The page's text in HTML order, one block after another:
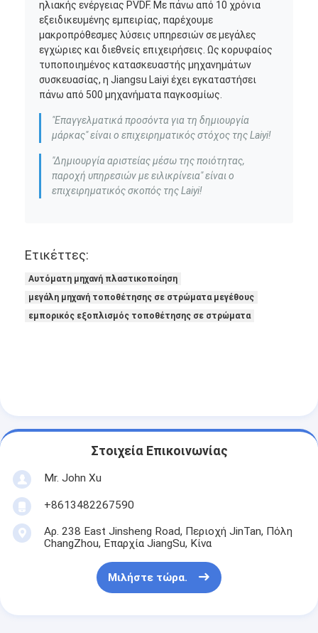
ηλιακής ενέργειας PVDF. Με πάνω από 10 χρόνια
εξειδικευμένης εμπειρίας, παρέχουμε
μακροπρόθεσμες λύσεις υπηρεσιών σε μεγάλες
εγχώριες και διεθνείς επιχειρήσεις. Ως κορυφαίος
τυποποιημένος κατασκευαστής μηχανημάτων
συσκευασίας, η Jiangsu Laiyi έχει εγκαταστήσει
πάνω από 500 μηχανήματα παγκοσμίως.
"Επαγγελματικά προσόντα για τη δημιουργία
μάρκας" είναι ο επιχειρηματικός στόχος της Laiyi!
"Δημιουργία αριστείας μέσω της ποιότητας,
παροχή υπηρεσιών με ειλικρίνεια" είναι ο
επιχειρηματικός σκοπός της Laiyi!
Ετικέττες:
Αυτόματη μηχανή πλαστικοποίηση
μεγάλη μηχανή τοποθέτησης σε στρώματα μεγέθους
εμπορικός εξοπλισμός τοποθέτησης σε στρώματα
Στοιχεία Επικοινωνίας
Mr. John Xu
+8613482267590
Αρ. 238 East Jinsheng Road, Περιοχή JinTan, Πόλη
ChangZhou, Επαρχία JiangSu, Κίνα
Μιλήστε τώρα.